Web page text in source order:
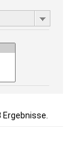
Ergebnisse.